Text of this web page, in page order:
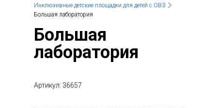
Инклюзивные детские площадки для детей с ОВЗ
Большая лаборатория
Большая
лаборатория
Артикул: 36657